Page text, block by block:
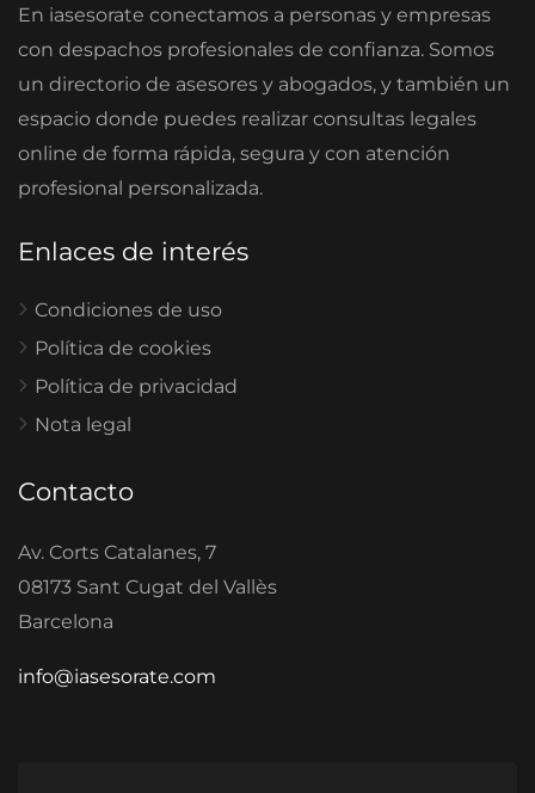
En iasesorate conectamos a personas y empresas
con despachos profesionales de confianza. Somos
un directorio de asesores y abogados, y también un
espacio donde puedes realizar consultas legales
online de forma rápida, segura y con atención
profesional personalizada.
Enlaces de interés
Condiciones de uso
Política de cookies
Política de privacidad
Nota legal
Contacto
Av. Corts Catalanes, 7
08173 Sant Cugat del Vallès
Barcelona
info@iasesorate.com